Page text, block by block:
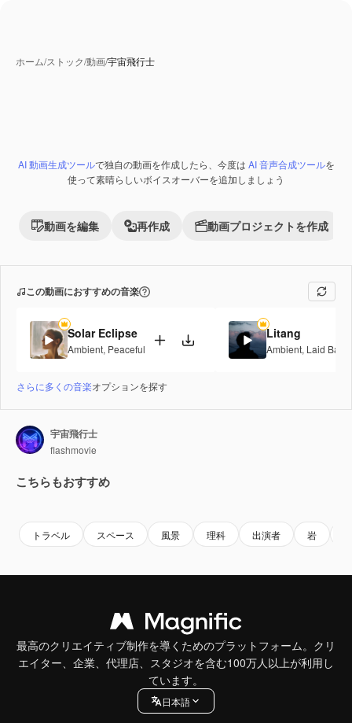
ホーム/ストック/動画/宇宙飛行士
PremiumAI 生成コンテンツ
AI 動画生成ツールで独自の動画を作成したら、今度は AI 音声合成ツールを
使って素晴らしいボイスオーバーを追加しましょう
動画を編集 再作成 動画プロジェクトを作成
この動画におすすめの音楽
Solar Eclipse
Ambient, Peaceful
Litang
Ambient, Laid Back
さらに多くの音楽オプションを探す
宇宙飛行士
flashmovie
こちらもおすすめ
トラベル スペース 風景 理科 出演者 岩
最高のクリエイティブ制作を導くためのプラットフォーム。クリ
エイター、企業、代理店、スタジオを含む100万人以上が利用し
ています。
日本語